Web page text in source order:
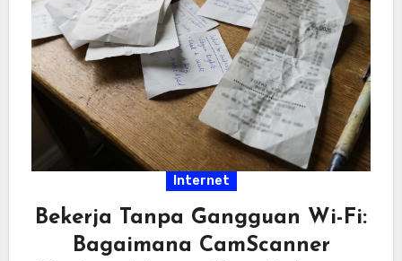
Internet
Bekerja Tanpa Gangguan Wi-Fi:
Bagaimana CamScanner